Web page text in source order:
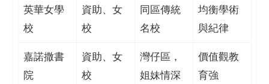
英華女學
校
資助、女
校
同區傳統
名校
均衡學術
與紀律
嘉諾撒書
院
資助、女
校
灣仔區，
姐妹情深
價值觀教
育強